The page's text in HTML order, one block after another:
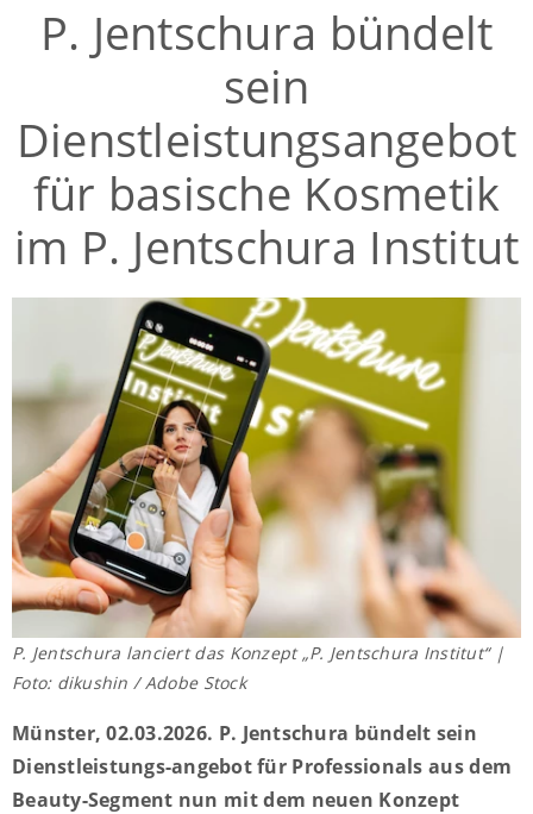
P. Jentschura bündelt
sein
Dienstleistungsangebot
für basische Kosmetik
im P. Jentschura Institut
P. Jentschura lanciert das Konzept „P. Jentschura Institut“ |
Foto: dikushin / Adobe Stock
Münster, 02.03.2026. P. Jentschura bündelt sein
Dienstleistungs-angebot für Professionals aus dem
Beauty-Segment nun mit dem neuen Konzept